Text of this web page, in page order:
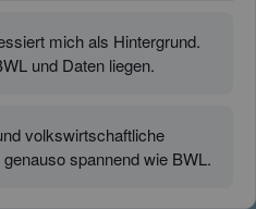
mich als Hintergrund.
und Daten liegen.
volkswirtschaftliche
spannend wie BWL.